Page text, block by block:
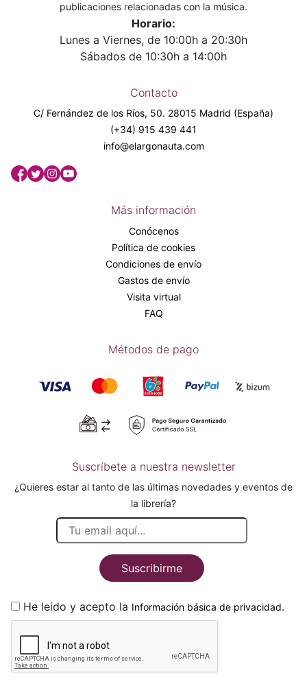
publicaciones relacionadas con la música.
Horario:
Lunes a Viernes, de 10:00h a 20:30h
Sábados de 10:30h a 14:00h
Contacto
C/ Fernández de los Ríos, 50. 28015 Madrid (España)
(+34) 915 439 441
info@elargonauta.com
Más información
Conócenos
Política de cookies
Condiciones de envío
Gastos de envío
Visita virtual
FAQ
Métodos de pago
Suscríbete a nuestra newsletter
¿Quieres estar al tanto de las últimas novedades y eventos de
la librería?
Suscribirme
He leido y acepto la Información básica de privacidad.